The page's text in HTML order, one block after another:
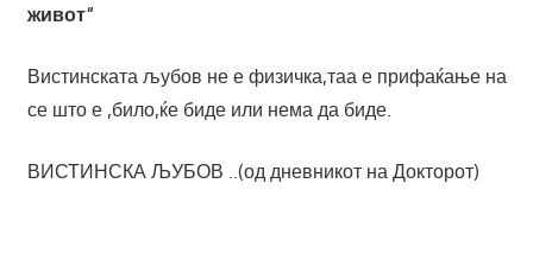
живот“
Вистинската љубов не е физичка,таа е прифаќање на
се што е ,било,ќе биде или нема да биде.
ВИСТИНСКА ЉУБОВ ..(од дневникот на Докторот)